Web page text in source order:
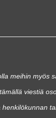
meihin myös
viestiä
henkilökunnan